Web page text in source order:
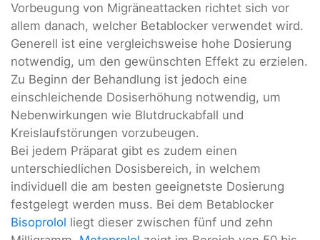
Vorbeugung von Migräneattacken richtet sich vor
allem danach, welcher Betablocker verwendet wird.
Generell ist eine vergleichsweise hohe Dosierung
notwendig, um den gewünschten Effekt zu erzielen.
Zu Beginn der Behandlung ist jedoch eine
einschleichende Dosiserhöhung notwendig, um
Nebenwirkungen wie Blutdruckabfall und
Kreislaufstörungen vorzubeugen.
Bei jedem Präparat gibt es zudem einen
unterschiedlichen Dosisbereich, in welchem
individuell die am besten geeignetste Dosierung
festgelegt werden muss. Bei dem Betablocker
Bisoprolol liegt dieser zwischen fünf und zehn